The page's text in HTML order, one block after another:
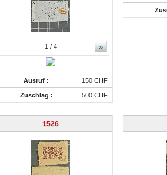
»
1 / 4
Ausruf : 150 CHF
Zuschlag : 500 CHF
1526